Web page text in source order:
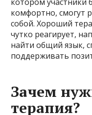
комфортно, смогут
собой. Хороший
чутко реагирует,
найти общий язык,
поддерживать
Зачем
терапия?